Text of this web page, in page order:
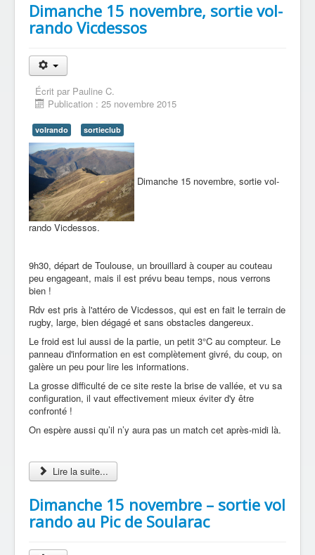
Dimanche 15 novembre, sortie vol-
rando Vicdessos
Écrit par Pauline C.
Publication : 25 novembre 2015
volrando sortieclub
Dimanche 15 novembre, sortie vol-
rando Vicdessos.
9h30, départ de Toulouse, un brouillard à couper au couteau
peu engageant, mais il est prévu beau temps, nous verrons
bien !
Rdv est pris à l'attéro de Vicdessos, qui est en fait le terrain de
rugby, large, bien dégagé et sans obstacles dangereux.
Le froid est lui aussi de la partie, un petit 3°C au compteur. Le
panneau d'information en est complètement givré, du coup, on
galère un peu pour lire les informations.
La grosse difficulté de ce site reste la brise de vallée, et vu sa
configuration, il vaut effectivement mieux éviter d'y être
confronté !
On espère aussi qu’il n’y aura pas un match cet après-midi là.
Lire la suite...
Dimanche 15 novembre – sortie vol
rando au Pic de Soularac